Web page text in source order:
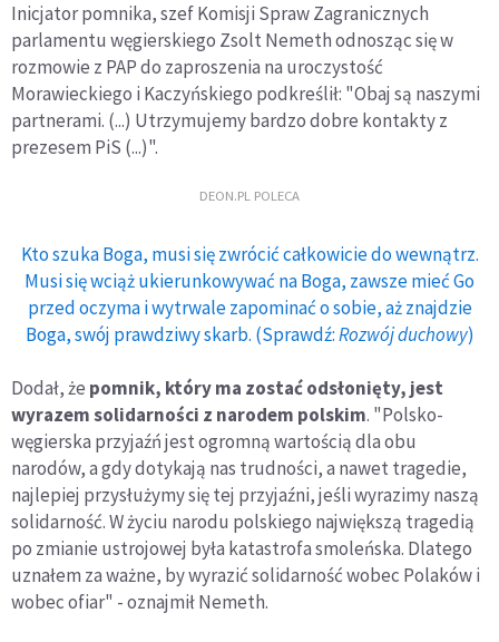
Inicjator pomnika, szef Komisji Spraw Zagranicznych
parlamentu węgierskiego Zsolt Nemeth odnosząc się w
rozmowie z PAP do zaproszenia na uroczystość
Morawieckiego i Kaczyńskiego podkreślił: "Obaj są naszymi
partnerami. (...) Utrzymujemy bardzo dobre kontakty z
prezesem PiS (...)".
DEON.PL POLECA
Kto szuka Boga, musi się zwrócić całkowicie do wewnątrz.
Musi się wciąż ukierunkowywać na Boga, zawsze mieć Go
przed oczyma i wytrwale zapominać o sobie, aż znajdzie
Boga, swój prawdziwy skarb. (Sprawdź:Rozwój duchowy)
Dodał, że pomnik, który ma zostać odsłonięty, jest
wyrazem solidarności z narodem polskim. "Polsko-
węgierska przyjaźń jest ogromną wartością dla obu
narodów, a gdy dotykają nas trudności, a nawet tragedie,
najlepiej przysłużymy się tej przyjaźni, jeśli wyrazimy naszą
solidarność. W życiu narodu polskiego największą tragedią
po zmianie ustrojowej była katastrofa smoleńska. Dlatego
uznałem za ważne, by wyrazić solidarność wobec Polaków i
wobec ofiar" - oznajmił Nemeth.